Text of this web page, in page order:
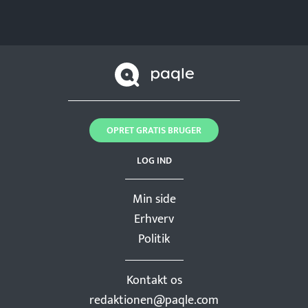
Min side
Erhverv
Politik
Kontakt os
redaktionen@paqle.com
LOG IND
OPRET GRATIS BRUGER